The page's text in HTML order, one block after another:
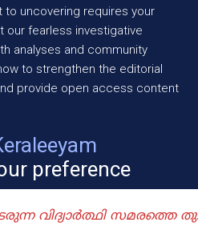
to uncovering requires your
our fearless investigative
analyses and community
to strengthen the editorial
provide open access content
preference
വിദ്യാർത്ഥി